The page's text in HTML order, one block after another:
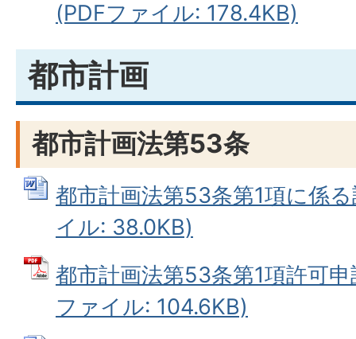
(PDFファイル: 178.4KB)
都市計画
都市計画法第53条
都市計画法第53条第1項に係
イル: 38.0KB)
都市計画法第53条第1項許可
ファイル: 104.6KB)